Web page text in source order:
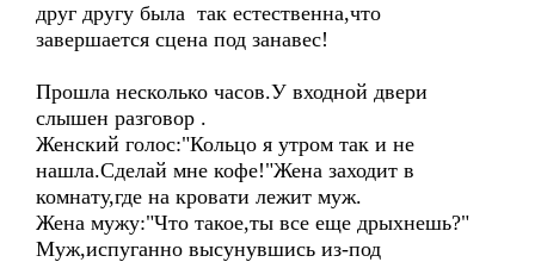
друг другу была так естественна,что
завершается сцена под занавес!
Прошла несколько часов.У входной двери
слышен разговор .
Женский голос:"Кольцо я утром так и не
нашла.Сделай мне кофе!"Жена заходит в
комнату,где на кровати лежит муж.
Жена мужу:"Что такое,ты все еще дрыхнешь?"
Муж,испуганно высунувшись из-под